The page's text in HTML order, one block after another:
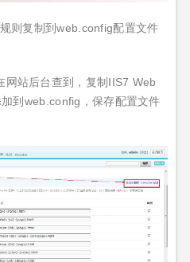
则复制到web.config配置文件
网站后台查到，复制IIS7 Web
到web.config，保存配置文件